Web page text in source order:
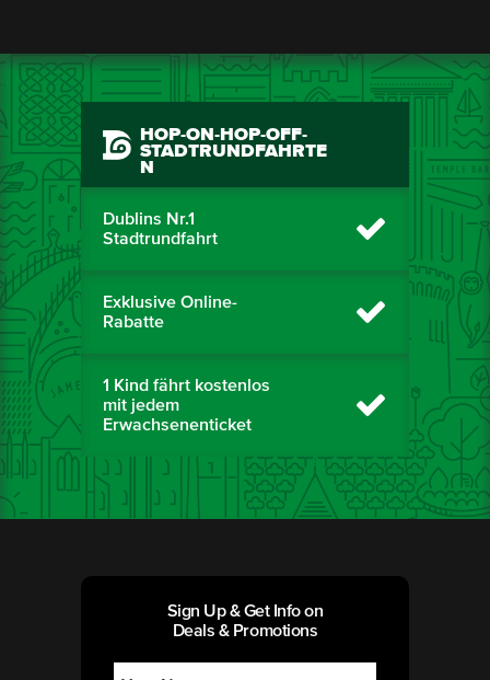
HOP-ON-HOP-OFF-
STADTRUNDFAHRTE
N
Dublins Nr.1
Stadtrundfahrt
Exklusive Online-
Rabatte
1 Kind fährt kostenlos
mit jedem
Erwachsenenticket
Sign Up & Get Info on
Deals & Promotions